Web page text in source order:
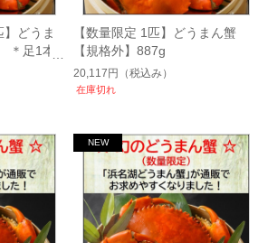
】どうま
＊足1本
【数量限定 1匹】どうまん蟹
【規格外】887g
20,117円 （税込み）
在庫切れ